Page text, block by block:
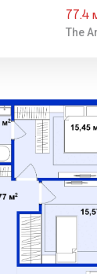
77.4
The